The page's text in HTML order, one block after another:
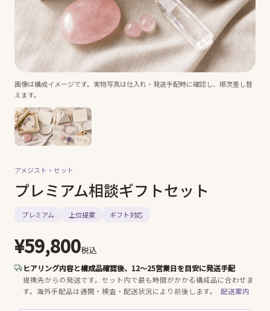
画像は構成イメージです。実物写真は仕入れ・発送手配時に確認し、順次差し替
えます。
アメジスト・ セット
プレミアム相談ギフトセット
プレミアム 上位提案 ギフト対応
¥59,800税込
ヒアリング内容と構成品確認後、12〜25営業日を目安に発送手配
提携先からの発送です。 セット内で最も時間がかかる構成品に合わせま
す。海外手配品は通関・検査・配送状況により前後します。
配送案内